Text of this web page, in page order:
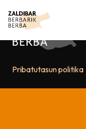
Pribatutasun politika